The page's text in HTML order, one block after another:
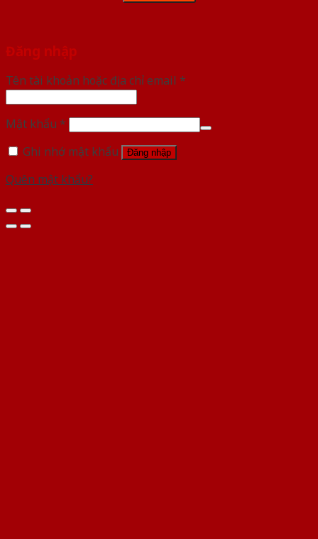
Đăng nhập
Tên tài khoản hoặc địa chỉ email *
Mật khẩu *
Ghi nhớ mật khẩu
Đăng nhập
Quên mật khẩu?